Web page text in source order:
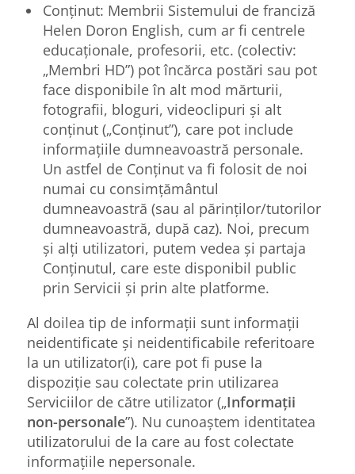
Conținut: Membrii Sistemului de franciză
Helen Doron English, cum ar fi centrele
educaționale, profesorii, etc. (colectiv:
„Membri HD”) pot încărca postări sau pot
face disponibile în alt mod mărturii,
fotografii, bloguri, videoclipuri și alt
conținut („Conținut”), care pot include
informațiile dumneavoastră personale.
Un astfel de Conținut va fi folosit de noi
numai cu consimțământul
dumneavoastră (sau al părinților/tutorilor
dumneavoastră, după caz). Noi, precum
și alți utilizatori, putem vedea și partaja
Conținutul, care este disponibil public
prin Servicii și prin alte platforme.
Al doilea tip de informații sunt informații
neidentificate și neidentificabile referitoare
la un utilizator(i), care pot fi puse la
dispoziție sau colectate prin utilizarea
Serviciilor de către utilizator („Informații
non-personale”). Nu cunoaștem identitatea
utilizatorului de la care au fost colectate
informațiile nepersonale.